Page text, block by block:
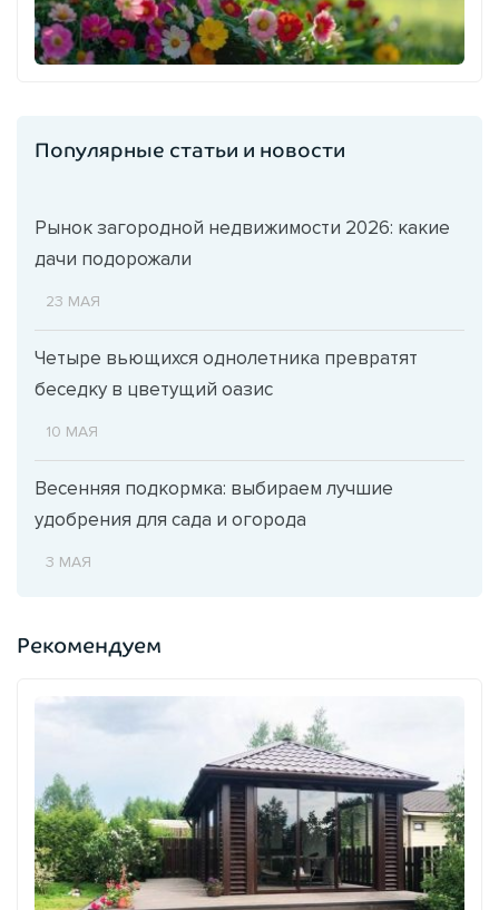
Популярные статьи и новости
Рынок загородной недвижимости 2026: какие
дачи подорожали
23 МАЯ
Четыре вьющихся однолетника превратят
беседку в цветущий оазис
10 МАЯ
Весенняя подкормка: выбираем лучшие
удобрения для сада и огорода
3 МАЯ
Рекомендуем